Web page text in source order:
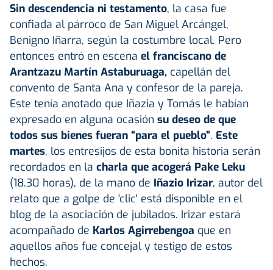
Sin descendencia ni testamento, la casa fue
confiada al párroco de San Miguel Arcángel,
Benigno Iñarra, según la costumbre local. Pero
entonces entró en escena el franciscano de
Arantzazu Martín Astaburuaga, capellán del
convento de Santa Ana y confesor de la pareja.
Este tenía anotado que Iñazia y Tomás le habían
expresado en alguna ocasión su deseo de que
todos sus bienes fueran “para el pueblo”. Este
martes, los entresijos de esta bonita historia serán
recordados en la charla que acogerá Pake Leku
(18.30 horas), de la mano de Iñazio Irizar, autor del
relato que a golpe de 'clic' está disponible en el
blog de la asociación de jubilados. Irizar estará
acompañado de Karlos Agirrebengoa que en
aquellos años fue concejal y testigo de estos
hechos.